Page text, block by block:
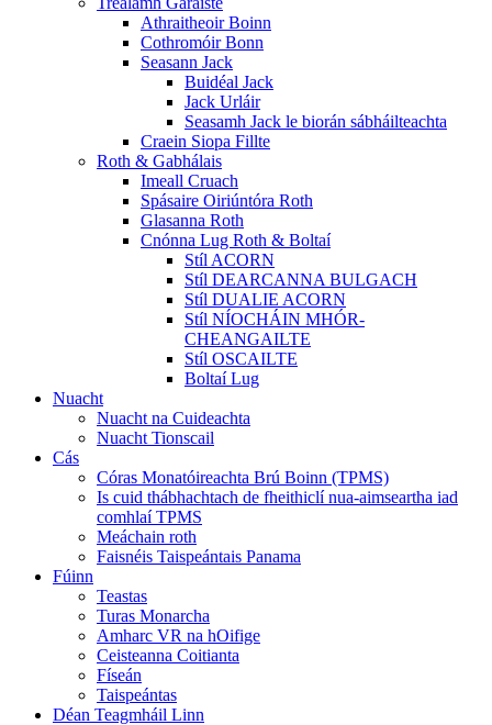
Athraitheoir Boinn
Cothromóir Bonn
Seasann Jack
Buidéal Jack
Jack Urláir
Seasamh Jack le biorán sábháilteachta
Craein Siopa Fillte
Roth & Gabhálais
Imeall Cruach
Spásaire Oiriúntóra Roth
Glasanna Roth
Cnónna Lug Roth & Boltaí
Stíl ACORN
Stíl DEARCANNA BULGACH
Stíl DUALIE ACORN
Stíl NÍOCHÁIN MHÓR-
CHEANGAILTE
Stíl OSCAILTE
Boltaí Lug
Nuacht
Nuacht na Cuideachta
Nuacht Tionscail
Cás
Córas Monatóireachta Brú Boinn (TPMS)
Is cuid thábhachtach de fheithiclí nua-aimseartha iad
comhlaí TPMS
Meáchain roth
Faisnéis Taispeántais Panama
Fúinn
Teastas
Turas Monarcha
Amharc VR na hOifige
Ceisteanna Coitianta
Físeán
Taispeántas
Déan Teagmháil Linn